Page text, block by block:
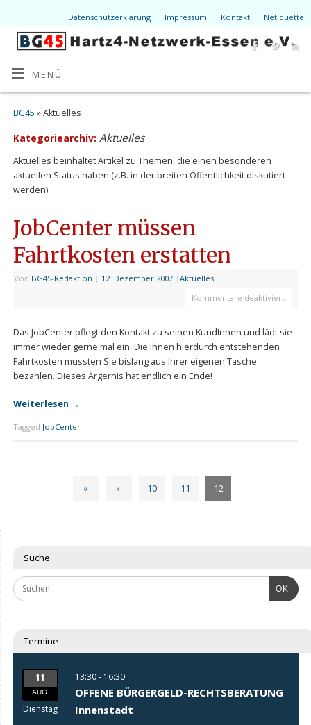
Datenschutzerklärung Impressum Kontakt Netiquette
MENÜ
BG45 » Aktuelles
Kategoriearchiv: Aktuelles
Aktuelles beinhaltet Artikel zu Themen, die einen besonderen
aktuellen Status haben (z.B. in der breiten Öffentlichkeit diskutiert
werden).
JobCenter müssen
Fahrtkosten erstatten
Von BG45-Redaktion | 12. Dezember 2007 | Aktuelles
Kommentare deaktiviert
Das JobCenter pflegt den Kontakt zu seinen KundInnen und lädt sie
immer wieder gerne mal ein. Die Ihnen hierdurch entstehenden
Fahrtkosten mussten Sie bislang aus Ihrer eigenen Tasche
bezahlen. Dieses Ärgernis hat endlich ein Ende!
Weiterlesen →
Tagged JobCenter
« ‹ 10 11 12
Suche
OK
Termine
11
AUG.
Dienstag
13:30 - 16:30
OFFENE BÜRGERGELD-RECHTSBERATUNG
Innenstadt